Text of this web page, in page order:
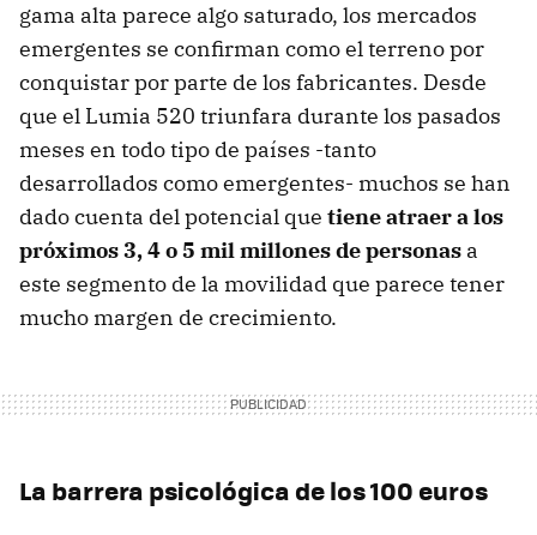
gama alta parece algo saturado, los mercados
emergentes se confirman como el terreno por
conquistar por parte de los fabricantes. Desde
que el Lumia 520 triunfara durante los pasados
meses en todo tipo de países -tanto
desarrollados como emergentes- muchos se han
dado cuenta del potencial que tiene atraer a los
próximos 3, 4 o 5 mil millones de personas a
este segmento de la movilidad que parece tener
mucho margen de crecimiento.
La barrera psicológica de los 100 euros